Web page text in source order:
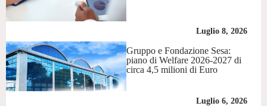
Luglio 8, 2026
Gruppo e Fondazione Sesa:
piano di Welfare 2026-2027 di
circa 4,5 milioni di Euro
Luglio 6, 2026